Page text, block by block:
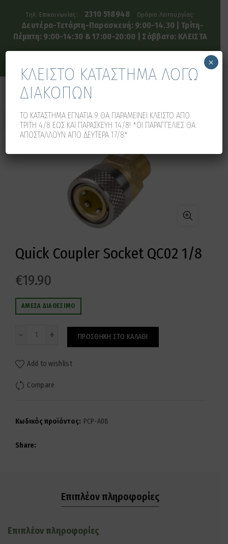
Τηλ. Επικοινωνίας: 2310 518948 Ωράριο Λειτουργίας:
Δευτέρα-Τετάρτη-Παρασκευή: 9:00-14.30 | Τρίτη-
Πέμπτη: 9:00-14:30 & 17:00-20:00 | Σάββατο: ΚΛΕΙΣΤΑ
Quick Coupler Socket QC02 1/8
€19.90
ΆΜΕΣΑ ΔΙΑΘΈΣΙΜΟ
ΠΡΟΣΘΉΚΗ ΣΤΟ ΚΑΛΆΘΙ
Add to wishlist
Compare
Κωδικός προϊόντος: PCP-A08
Share
Επιπλέον πληροφορίες
Επιπλέον πληροφορίες
ΚΛΕΙΣΤΟ ΚΑΤΑΣΤΗΜΑ ΛΟΓΩ
ΔΙΑΚΟΠΩΝ
ΤΟ ΚΑΤΑΣΤΗΜΑ ΕΓΝΑΤΙΑ 9 ΘΑ ΠΑΡΑΜΕΙΝΕΙ ΚΛΕΙΣΤΟ ΑΠΟ
ΤΡΙΤΗ 4/8 ΕΩΣ ΚΑΙ ΠΑΡΑΣΚΕΥΗ 14/8! *ΟΙ ΠΑΡΑΓΓΕΛΙΕΣ ΘΑ
ΑΠΟΣΤΑΛΛΟΥΝ ΑΠΟ ΔΕΥΤΕΡΑ 17/8*
×